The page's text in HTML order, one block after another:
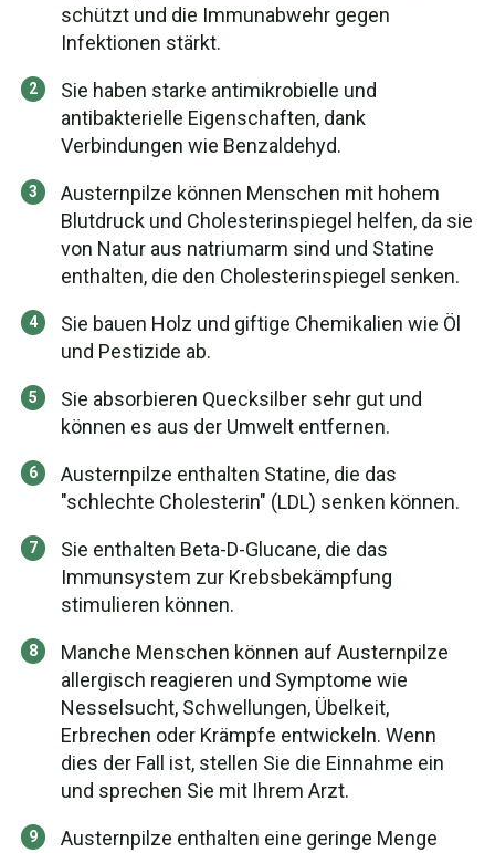
schützt und die Immunabwehr gegen
Infektionen stärkt.
Sie haben starke antimikrobielle und
antibakterielle Eigenschaften, dank
Verbindungen wie Benzaldehyd.
Austernpilze können Menschen mit hohem
Blutdruck und Cholesterinspiegel helfen, da sie
von Natur aus natriumarm sind und Statine
enthalten, die den Cholesterinspiegel senken.
Sie bauen Holz und giftige Chemikalien wie Öl
und Pestizide ab.
Sie absorbieren Quecksilber sehr gut und
können es aus der Umwelt entfernen.
Austernpilze enthalten Statine, die das
"schlechte Cholesterin" (LDL) senken können.
Sie enthalten Beta-D-Glucane, die das
Immunsystem zur Krebsbekämpfung
stimulieren können.
Manche Menschen können auf Austernpilze
allergisch reagieren und Symptome wie
Nesselsucht, Schwellungen, Übelkeit,
Erbrechen oder Krämpfe entwickeln. Wenn
dies der Fall ist, stellen Sie die Einnahme ein
und sprechen Sie mit Ihrem Arzt.
Austernpilze enthalten eine geringe Menge